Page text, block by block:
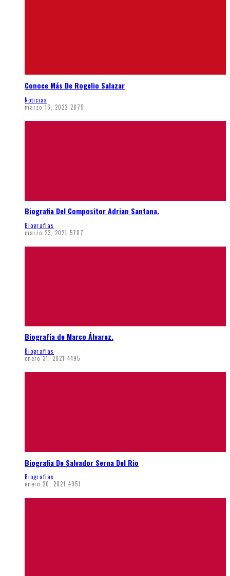
Conoce Más De Rogelio Salazar
Noticias
marzo 16, 2022 2875
Biografia Del Compositor Adrian Santana.
Biografias
marzo 23, 2021 5707
Biografía de Marco Álvarez.
Biografias
enero 31, 2021 4495
Biografia De Salvador Serna Del Rio
Biografias
enero 20, 2021 4951